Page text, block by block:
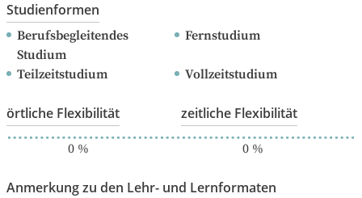
Studienformen
Berufsbegleitendes
Studium
Fernstudium
Teilzeitstudium Vollzeitstudium
örtliche Flexibilität
0%
zeitliche Flexibilität
0%
Anmerkung zu den Lehr- und Lernformaten